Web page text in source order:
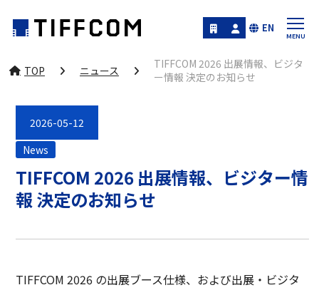
EN
TOP ニュース
TIFFCOM 2026 出展情報、ビジタ
ー情報 決定のお知らせ
2026-05-12
News
TIFFCOM 2026 出展情報、ビジター情
報 決定のお知らせ
TIFFCOM 2026 の出展ブース仕様、および出展・ビジタ